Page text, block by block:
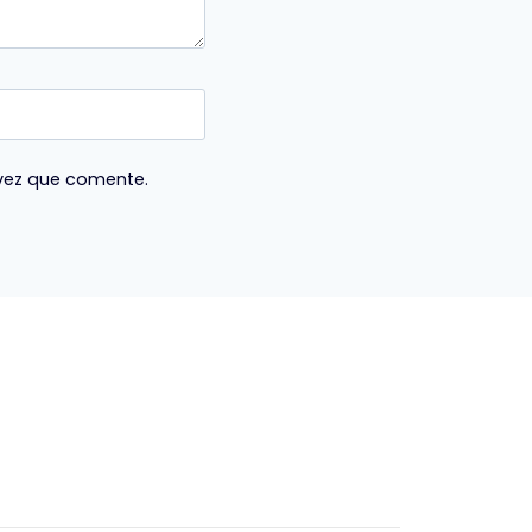
que comente.